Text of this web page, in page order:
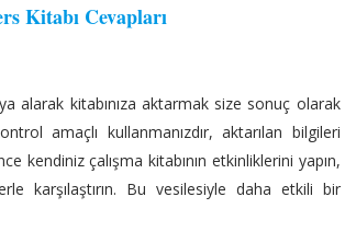
Kitabı Cevapları
alarak kitabınıza aktarmak size sonuç olarak
amaçlı kullanmanızdır, aktarılan bilgileri
kendiniz çalışma kitabının etkinliklerini yapın,
karşılaştırın. Bu vesilesiyle daha etkili bir